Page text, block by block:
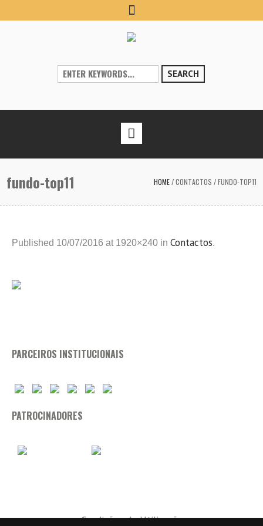
SEARCH
fundo-top11 HOME/CONTACTOS /FUNDO-TOP11
Published 10/07/2016 at 1920×240 in Contactos.
PARCEIROS INSTITUCIONAIS
PATROCINADORES
Condições de Utilização